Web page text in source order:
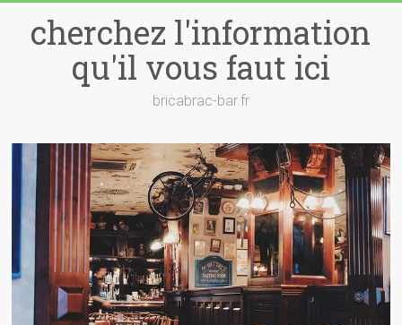
contentcherchez l'information
qu'il vous faut ici
bricabrac-bar.fr